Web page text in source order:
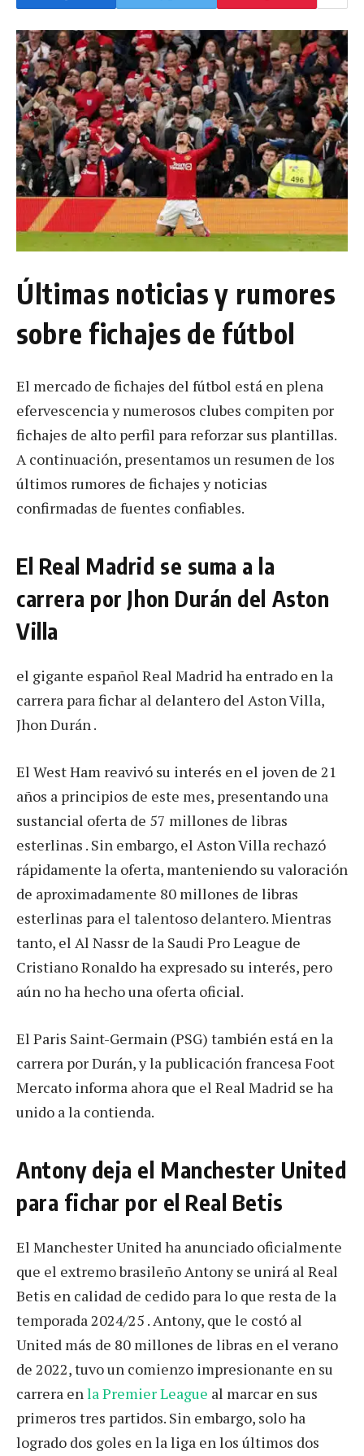
Últimas noticias y rumores
sobre fichajes de fútbol
El mercado de fichajes del fútbol está en plena
efervescencia y numerosos clubes compiten por
fichajes de alto perfil para reforzar sus plantillas.
A continuación, presentamos un resumen de los
últimos rumores de fichajes y noticias
confirmadas de fuentes confiables.
El Real Madrid se suma a la
carrera por Jhon Durán del Aston
Villa
el gigante español Real Madrid ha entrado en la
carrera para fichar al delantero del Aston Villa,
Jhon Durán .
El West Ham reavivó su interés en el joven de 21
años a principios de este mes, presentando una
sustancial oferta de 57 millones de libras
esterlinas . Sin embargo, el Aston Villa rechazó
rápidamente la oferta, manteniendo su valoración
de aproximadamente 80 millones de libras
esterlinas para el talentoso delantero. Mientras
tanto, el Al Nassr de la Saudi Pro League de
Cristiano Ronaldo ha expresado su interés, pero
aún no ha hecho una oferta oficial.
El Paris Saint-Germain (PSG) también está en la
carrera por Durán, y la publicación francesa Foot
Mercato informa ahora que el Real Madrid se ha
unido a la contienda.
Antony deja el Manchester United
para fichar por el Real Betis
El Manchester United ha anunciado oficialmente
que el extremo brasileño Antony se unirá al Real
Betis en calidad de cedido para lo que resta de la
temporada 2024/25 . Antony, que le costó al
United más de 80 millones de libras en el verano
de 2022, tuvo un comienzo impresionante en su
carrera enla Premier League al marcar en sus
primeros tres partidos. Sin embargo, solo ha
logrado dos goles en la liga en los últimos dos